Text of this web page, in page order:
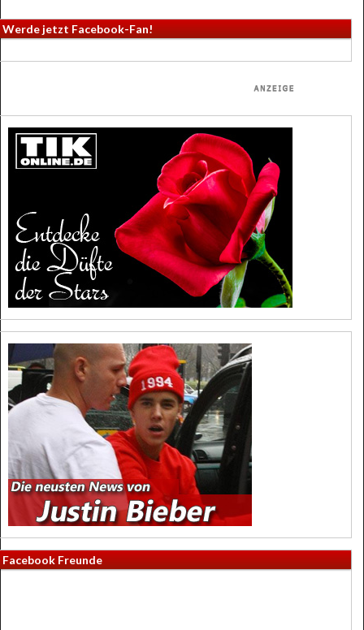
Werde jetzt Facebook-Fan!
Facebook Freunde